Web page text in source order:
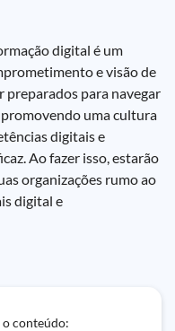
digital é um
e visão de
preparados para navegar
uma cultura
digitais e
Ao fazer isso, estarão
organizações rumo ao
digital e
conteúdo: